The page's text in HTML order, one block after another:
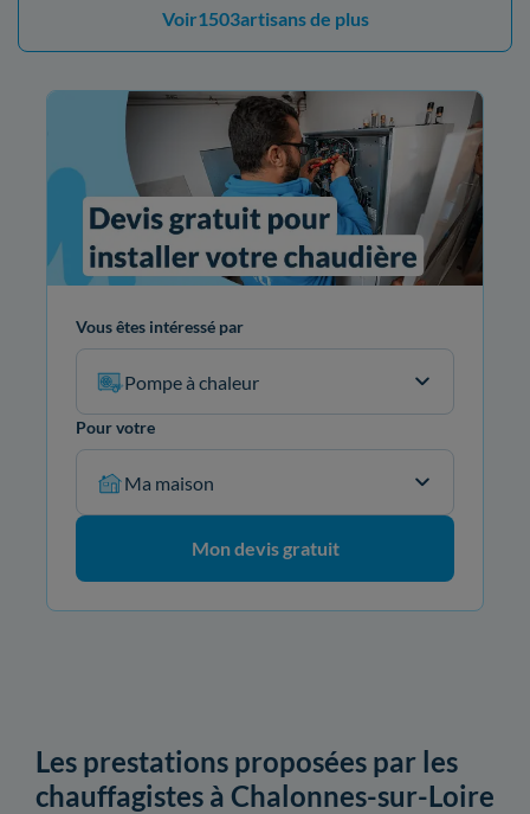
Voir1503artisans de plus
Vous êtes intéressé par
Pompe à chaleur
Pour votre
Ma maison
Mon devis gratuit
Les prestations proposées par les
chauffagistes à Chalonnes-sur-Loire